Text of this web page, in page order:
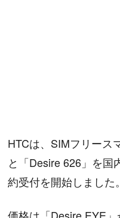
HTCは、SIMフリース
と「Desire 626」を国
約受付を開始しました。